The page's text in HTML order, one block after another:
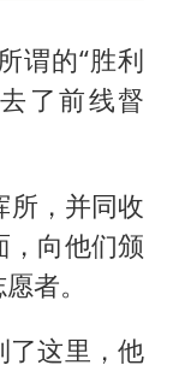
谓的“胜利
了前线督
所，并同收
，向他们颁
者。
了这里，他